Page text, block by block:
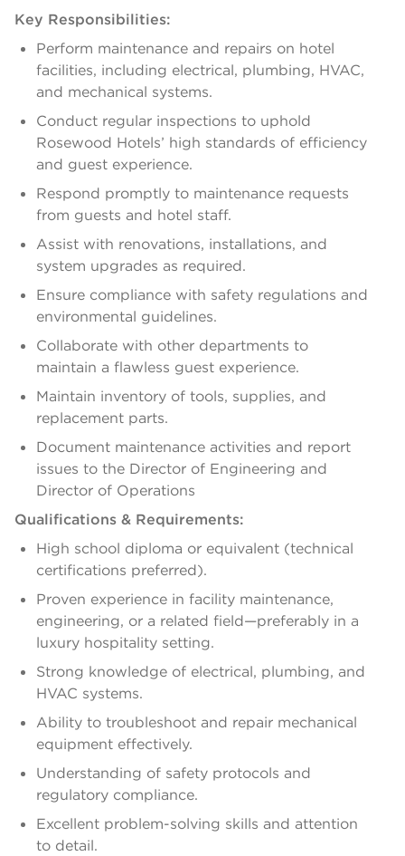
Key Responsibilities:
Perform maintenance and repairs on hotel
facilities, including electrical, plumbing, HVAC,
and mechanical systems.
Conduct regular inspections to uphold
Rosewood Hotels’ high standards of efficiency
and guest experience.
Respond promptly to maintenance requests
from guests and hotel staff.
Assist with renovations, installations, and
system upgrades as required.
Ensure compliance with safety regulations and
environmental guidelines.
Collaborate with other departments to
maintain a flawless guest experience.
Maintain inventory of tools, supplies, and
replacement parts.
Document maintenance activities and report
issues to the Director of Engineering and
Director of Operations
Qualifications & Requirements:
High school diploma or equivalent (technical
certifications preferred).
Proven experience in facility maintenance,
engineering, or a related field—preferably in a
luxury hospitality setting.
Strong knowledge of electrical, plumbing, and
HVAC systems.
Ability to troubleshoot and repair mechanical
equipment effectively.
Understanding of safety protocols and
regulatory compliance.
Excellent problem-solving skills and attention
to detail.